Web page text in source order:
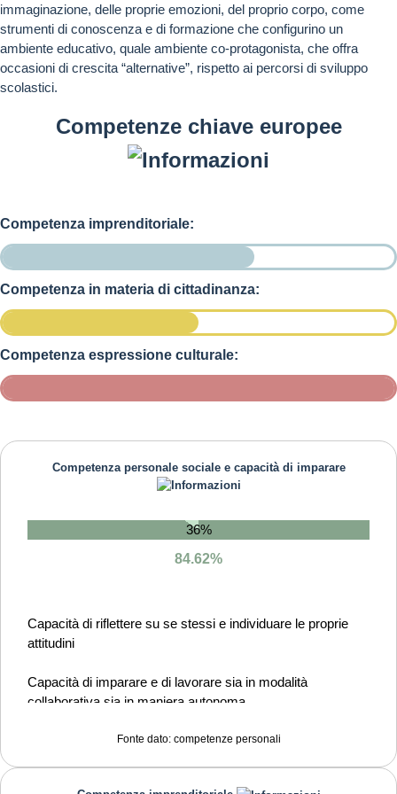
immaginazione, delle proprie emozioni, del proprio corpo, come
strumenti di conoscenza e di formazione che configurino un
ambiente educativo, quale ambiente co-protagonista, che offra
occasioni di crescita “alternative”, rispetto ai percorsi di sviluppo
scolastici.
Competenze chiave europee
Competenza imprenditoriale:
Competenza in materia di cittadinanza:
Competenza espressione culturale:
Competenza personale sociale e capacità di imparare
36%
84.62%
Capacità di riflettere su se stessi e individuare le proprie
attitudini
Capacità di imparare e di lavorare sia in modalità
collaborativa sia in maniera autonoma
Capacità di lavorare con gli altri in maniera costruttiva
Fonte dato: competenze personali